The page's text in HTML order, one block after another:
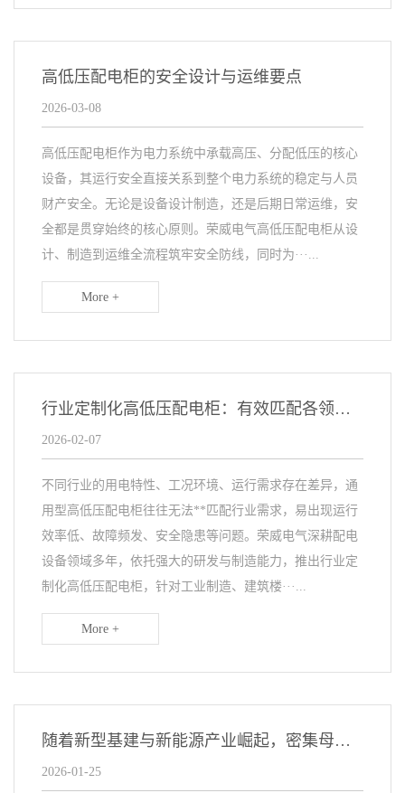
高低压配电柜的安全设计与运维要点
2026-03-08
高低压配电柜作为电力系统中承载高压、分配低压的核心
设备，其运行安全直接关系到整个电力系统的稳定与人员
财产安全。无论是设备设计制造，还是后期日常运维，安
全都是贯穿始终的核心原则。荣威电气高低压配电柜从设
计、制造到运维全流程筑牢安全防线，同时为···...
More +
行业定制化高低压配电柜：有效匹配各领域用电需求
2026-02-07
不同行业的用电特性、工况环境、运行需求存在差异，通
用型高低压配电柜往往无法**匹配行业需求，易出现运行
效率低、故障频发、安全隐患等问题。荣威电气深耕配电
设备领域多年，依托强大的研发与制造能力，推出行业定
制化高低压配电柜，针对工业制造、建筑楼···...
More +
随着新型基建与新能源产业崛起，密集母线槽市场规模持续扩大
2026-01-25